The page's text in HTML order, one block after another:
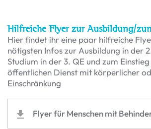
Hilfreiche Flyer zur Ausbildung/
Hier findet ihr eine paar hilfreiche
nötigsten Infos zur Ausbildung in der
Studium in der 3. QE und zum
öffentlichen Dienst mit körperlicher
Einschränkung
Flyer für Menschen mit